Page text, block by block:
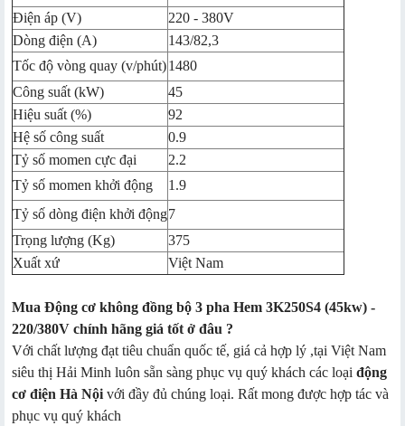
Điện áp (V)
220 - 380V
Dòng điện (A)
143/82,3
Tốc độ vòng quay (v/phút)1480
Công suất (kW)
45
Hiệu suất (%)
92
Hệ số công suất
0.9
Tỷ số momen cực đại
2.2
Tỷ số momen khởi động
1.9
Tỷ số dòng điện khởi động7
Trọng lượng (Kg)
375
Xuất xứ
Việt Nam
Mua Động cơ không đồng bộ 3 pha Hem 3K250S4 (45kw) -
220/380V chính hãng giá tốt ở đâu ?
Với chất lượng đạt tiêu chuẩn quốc tế, giá cả hợp lý ,tại Việt Nam
siêu thị Hải Minh luôn sẵn sàng phục vụ quý khách các loại động
cơ điện Hà Nội với đầy đủ chúng loại. Rất mong được hợp tác và
phục vụ quý khách